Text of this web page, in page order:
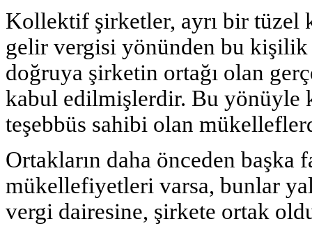
Kollektif şirketler, ayrı bir tüzel
gelir vergisi yönünden bu kişilik
doğruya şirketin ortağı olan
kabul edilmişlerdir. Bu yönüyle
teşebbüs sahibi olan
Ortakların daha önceden
mükellefiyetleri varsa, bunlar
vergi dairesine, şirkete ortak